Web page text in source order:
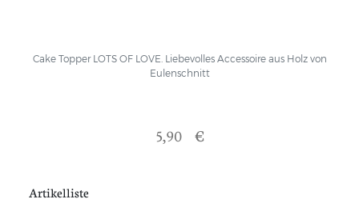
Cake Topper LOTS OF LOVE. Liebevolles Accessoire aus Holz von
Eulenschnitt
5,90 €
Artikelliste